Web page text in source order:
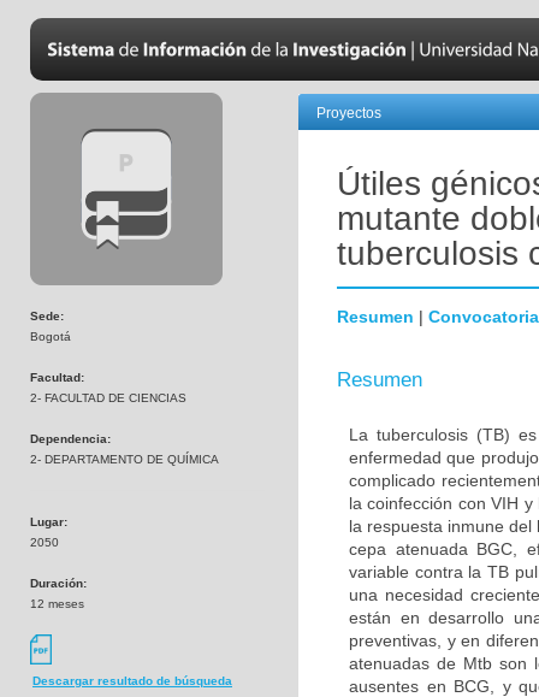
Sede:
Bogotá
Facultad:
2- FACULTAD DE CIENCIAS
Dependencia:
2- DEPARTAMENTO DE QUÍMICA
Lugar:
2050
Duración:
12 meses
Descargar resultado de búsqueda
Proyectos
Útiles
mutante
tuberculosis
Resumen | Convocatoria
Resumen
La tuberculosis (TB)
enfermedad que
complicado
la coinfección con VIH
la respuesta inmune
cepa atenuada BGC,
variable contra la TB
una necesidad
están en desarrollo
preventivas, y en
atenuadas de Mtb son
ausentes en BCG, y